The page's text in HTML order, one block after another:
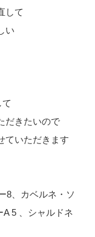
して
い
だきたいので
ていただきます
8、カベルネ・ソ
5 、シャルドネ